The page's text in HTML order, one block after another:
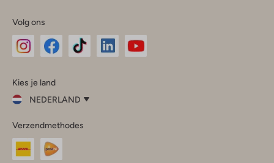
Volg ons
InstagramFacebook
Kies je land
NEDERLAND
je
land
Nederland
Verzendmethodes